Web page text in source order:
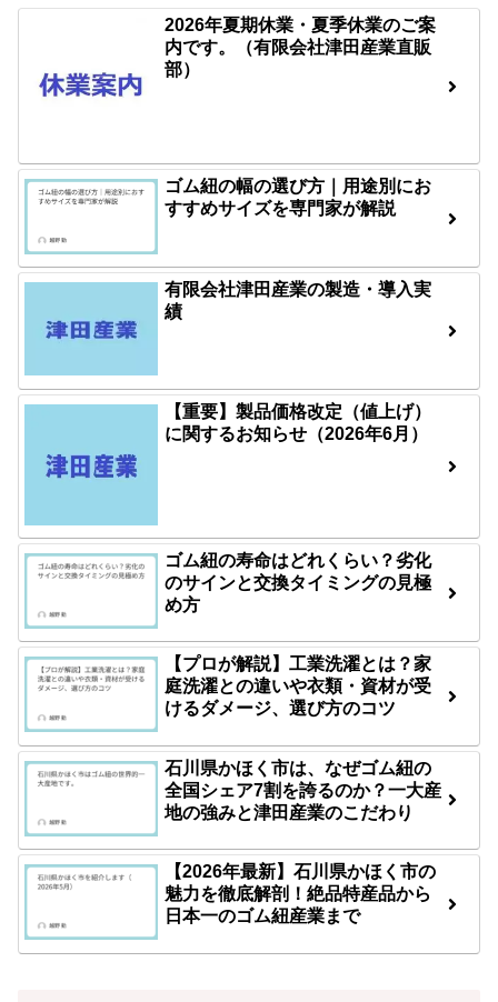
2026年夏期休業・夏季休業のご案
内です。（有限会社津田産業直販
部）
ゴム紐の幅の選び方｜用途別にお
すすめサイズを専門家が解説
有限会社津田産業の製造・導入実
績
【重要】製品価格改定（値上げ）
に関するお知らせ（2026年6月）
ゴム紐の寿命はどれくらい？劣化
のサインと交換タイミングの見極
め方
【プロが解説】工業洗濯とは？家
庭洗濯との違いや衣類・資材が受
けるダメージ、選び方のコツ
石川県かほく市は、なぜゴム紐の
全国シェア7割を誇るのか？一大産
地の強みと津田産業のこだわり
【2026年最新】石川県かほく市の
魅力を徹底解剖！絶品特産品から
日本一のゴム紐産業まで